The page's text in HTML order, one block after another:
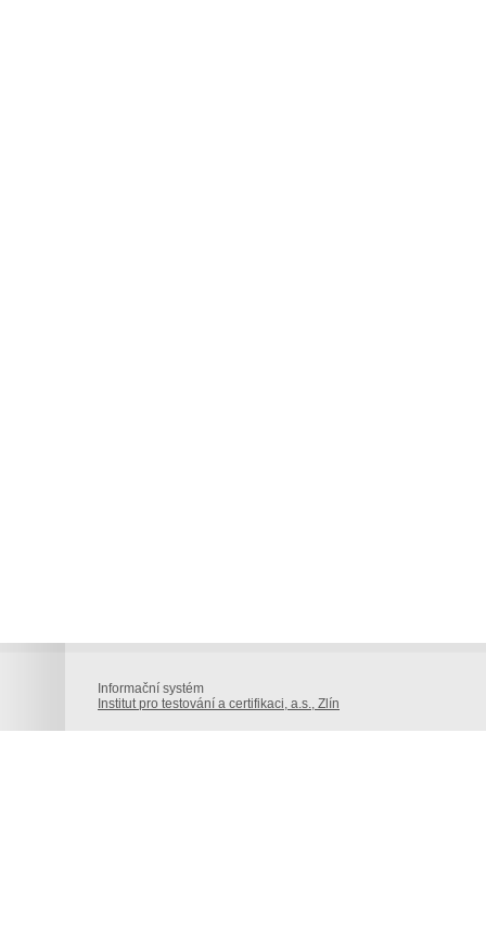
Informační systém
Institut pro testování a certifikaci, a.s., Zlín